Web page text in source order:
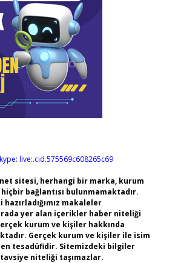
live:.cid.575569c608265c69
sitesi, herhangi bir marka, kurum
bağlantısı bulunmamaktadır.
makaleler
yer alan içerikler haber niteliği
kurum ve kişiler hakkında
Gerçek kurum ve kişiler ile isim
tesadüfidir. Sitemizdeki bilgiler
niteliği taşımazlar.